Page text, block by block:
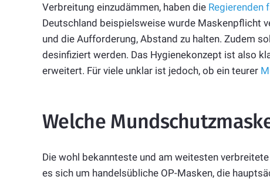
Verbreitung einzudämmen, haben die Regierenden
Deutschland beispielsweise wurde Maskenpflicht
und die Aufforderung, Abstand zu halten. Zudem
desinfiziert werden. Das Hygienekonzept ist also
erweitert. Für viele unklar ist jedoch, ob ein teurer
Welche
Die wohl bekannteste und am weitesten
es sich um handelsübliche OP-Masken, die